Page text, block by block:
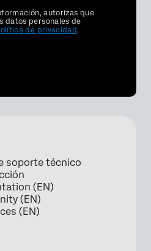
autorizas que
datos personales de
de privacidad.
soporte técnico
(EN)
(EN)
(EN)